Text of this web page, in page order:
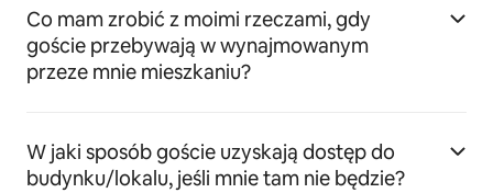
Co mam zrobić z moimi rzeczami, gdy
goście przebywają w wynajmowanym
przeze mnie mieszkaniu?
W jaki sposób goście uzyskają dostęp do
budynku/lokalu, jeśli mnie tam nie będzie?